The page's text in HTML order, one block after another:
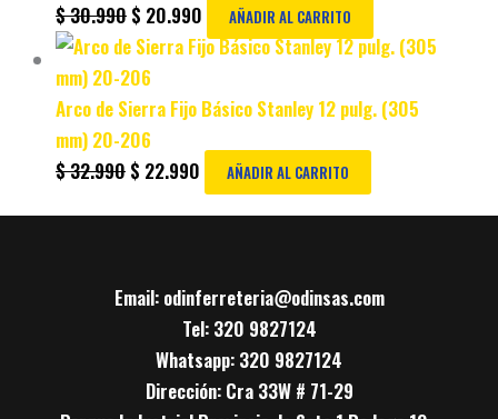
$30.990 $ 20.990 AÑADIR AL CARRITO
Arco de Sierra Fijo Básico Stanley 12 pulg. (305
mm) 20-206
$32.990 $ 22.990 AÑADIR AL CARRITO
Email: odinferreteria@odinsas.com
Tel: 320 9827124
Whatsapp: 320 9827124
Dirección: Cra 33W # 71-29